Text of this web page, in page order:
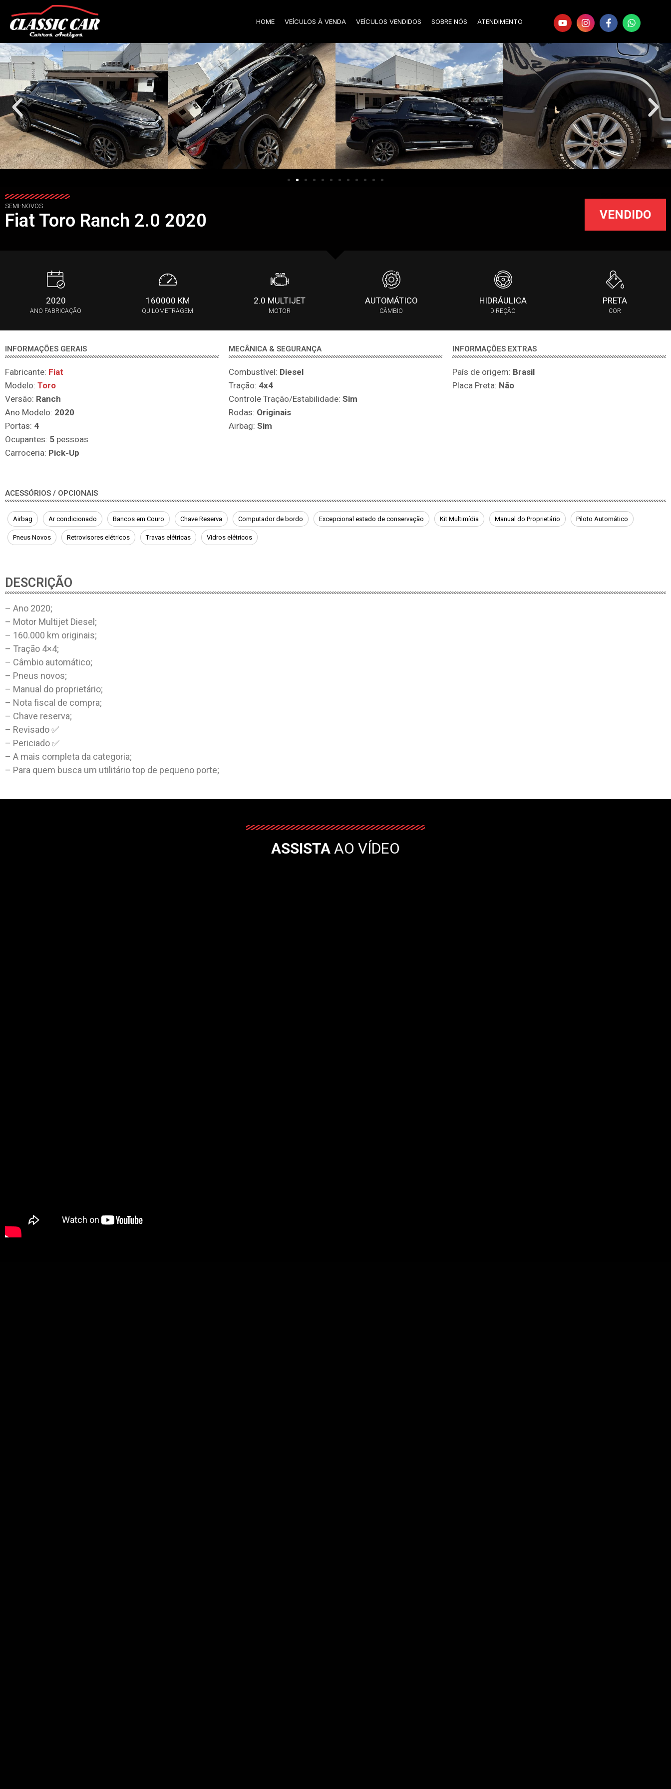
HOME VEÍCULOS À VENDA VEÍCULOS VENDIDOS SOBRE NÓS ATENDIMENTO
SEMI-NOVOS
Fiat Toro Ranch 2.0 2020 VENDIDO
2020
ANO FABRICAÇÃO
160000 KM
QUILOMETRAGEM
2.0 MULTIJET
MOTOR
AUTOMÁTICO
CÂMBIO
HIDRÁULICA
DIREÇÃO
PRETA
COR
INFORMAÇÕES GERAIS
Fabricante: Fiat
Modelo: Toro
Versão: Ranch
Ano Modelo: 2020
Portas: 4
Ocupantes: 5 pessoas
Carroceria: Pick-Up
MECÂNICA & SEGURANÇA
Combustível: Diesel
Tração: 4x4
Controle Tração/Estabilidade: Sim
Rodas: Originais
Airbag: Sim
INFORMAÇÕES EXTRAS
País de origem: Brasil
Placa Preta: Não
ACESSÓRIOS / OPCIONAIS
Airbag Ar condicionado Bancos em Couro Chave Reserva Computador de bordo Excepcional estado de conservação Kit Multimídia Manual do Proprietário Piloto Automático
Pneus Novos Retrovisores elétricos Travas elétricas Vidros elétricos
DESCRIÇÃO
– Ano 2020;
– Motor Multijet Diesel;
– 160.000 km originais;
– Tração 4×4;
– Câmbio automático;
– Pneus novos;
– Manual do proprietário;
– Nota fiscal de compra;
– Chave reserva;
– Revisado ✅
– Periciado ✅
– A mais completa da categoria;
– Para quem busca um utilitário top de pequeno porte;
ASSISTA AO VÍDEO